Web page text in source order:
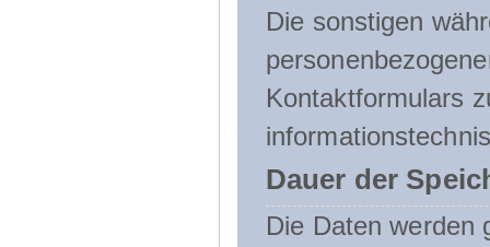
Die sonstigen
Kontaktformulars
Dauer der
Die Daten werden